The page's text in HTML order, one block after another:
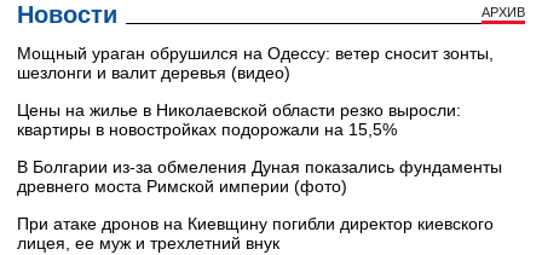
Новости АРХИВ
Мощный ураган обрушился на Одессу: ветер сносит зонты,
шезлонги и валит деревья (видео)
Цены на жилье в Николаевской области резко выросли:
квартиры в новостройках подорожали на 15,5%
В Болгарии из-за обмеления Дуная показались фундаменты
древнего моста Римской империи (фото)
При атаке дронов на Киевщину погибли директор киевского
лицея, ее муж и трехлетний внук